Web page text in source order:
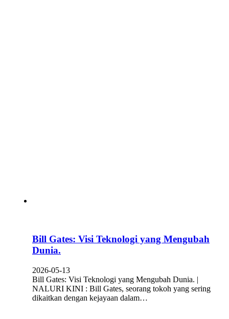
Bill Gates: Visi Teknologi yang Mengubah
Dunia.
2026-05-13
Bill Gates: Visi Teknologi yang Mengubah Dunia. |
NALURI KINI : Bill Gates, seorang tokoh yang sering
dikaitkan dengan kejayaan dalam…